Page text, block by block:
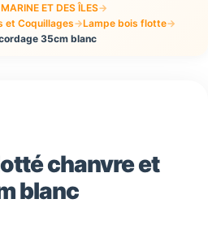
ET DES ÎLES→
et Coquillages→Lampe bois flotte→
35cm blanc
chanvre et
blanc